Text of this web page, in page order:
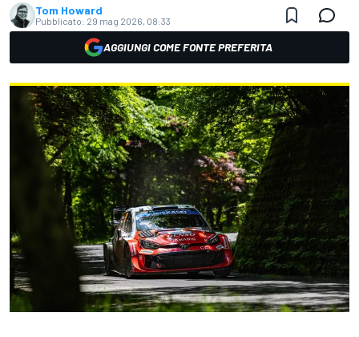
Tom Howard
Pubblicato: 29 mag 2026, 08:33
AGGIUNGI COME FONTE PREFERITA